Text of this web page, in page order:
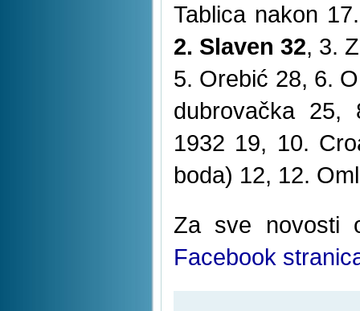
Tablica nakon
2. Slaven 32, 3.
5. Orebić 28, 6.
dubrovačka
1932 19, 10.
boda) 12, 12.
Za sve
Facebook